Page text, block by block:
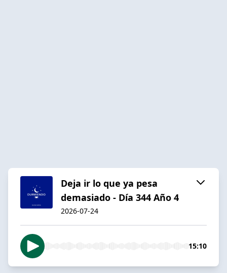
Deja ir lo que ya pesa
demasiado - Día 344 Año 4
2026-07-24
15:10